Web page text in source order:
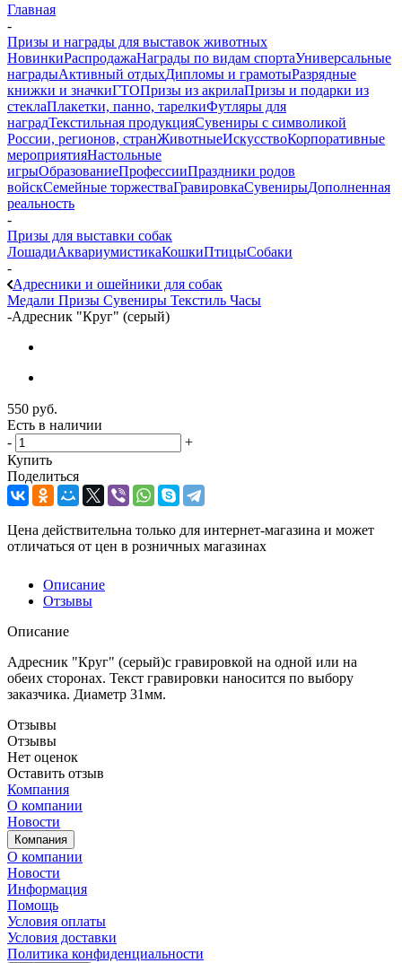
Главная
-
Призы и награды для выставок животных
НовинкиРаспродажаНаграды по видам спортаУниверсальные
наградыАктивный отдыхДипломы и грамотыРазрядные
книжки и значкиГТОПризы из акрилаПризы и подарки из
стеклаПлакетки, панно, тарелкиФутляры для
наградТекстильная продукцияСувениры с символикой
России, регионов, странЖивотныеИскусствоКорпоративные
мероприятияНастольные
игрыОбразованиеПрофессииПраздники родов
войскСемейные торжестваГравировкаСувенирыДополненная
реальность
-
Призы для выставки собак
ЛошадиАквариумистикаКошкиПтицыСобаки
-
Адресники и ошейники для собак
Медали Призы Сувениры Текстиль Часы
-Адресник "Круг" (серый)
550 руб.
Есть в наличии
-
+
Купить
Поделиться
Цена действительна только для интернет-магазина и может
отличаться от цен в розничных магазинах
Описание
Отзывы
Описание
Адресник "Круг" (серый)с гравировкой на одной или на
обеих сторонах. Текст гравировки наносится по выбору
заказчика. Диаметр 31мм.
Отзывы
Отзывы
Нет оценок
Оставить отзыв
Компания
О компании
Новости
Компания
О компании
Новости
Информация
Помощь
Условия оплаты
Условия доставки
Политика конфиденциальности